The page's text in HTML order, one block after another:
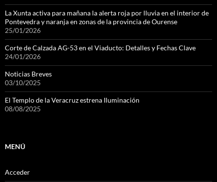
La Xunta activa para mañana la alerta roja por lluvia en el interior de
Pontevedra y naranja en zonas de la provincia de Ourense
25/01/2026
Corte de Calzada AG-53 en el Viaducto: Detalles y Fechas Clave
24/01/2026
Noticias Breves
03/10/2025
El Templo de la Veracruz estrena Iluminación
08/08/2025
MENÚ
Acceder